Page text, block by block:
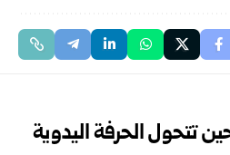
تتحول الحرفة اليدوية